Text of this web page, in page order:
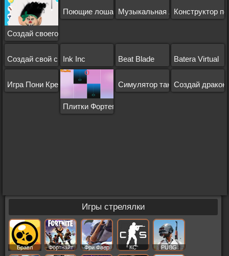
Создай своего тролля
Поющие лошадиМузыкальная линияКонструктор
Создай свой спиннер
Ink Inc Beat Blade Batera Virtual
Игра Пони Креатор 3
Плитки Фортепиано 2
Симулятор танцевСоздай
Игры стрелялки
Бравл
Старс
Фортнайт Фри Фаер КС PUBG